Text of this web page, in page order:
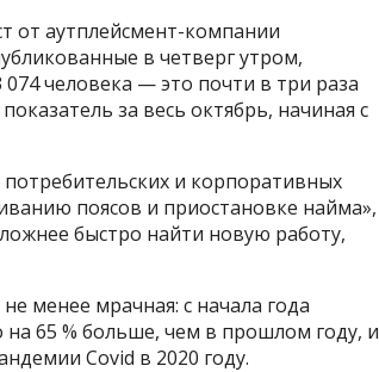
от аутплейсмент-компании
в четверг утром,
человека — это почти в три раза
за весь октябрь, начиная с
и корпоративных
поясов и приостановке найма»,
быстро найти новую работу,
менее мрачная: с начала года
65 % больше, чем в прошлом году, и
Covid в 2020 году.